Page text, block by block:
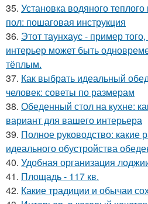
35. Установка водяного
пол: пошаговая инструкция
36. Этот таунхаус - пример
интерьер может быть
тёплым.
37. Как выбрать идеальный
человек: советы по размерам
38. Обеденный стол на кухне:
вариант для вашего интерьера
39. Полное руководство: какие
идеального обустройства
40. Удобная организация
41. Площадь - 117 кв.
42. Какие традиции и обычаи